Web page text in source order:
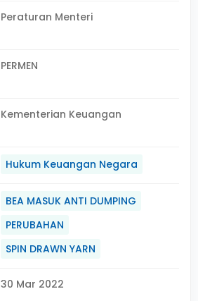
Peraturan Menteri
PERMEN
Kementerian Keuangan
Hukum Keuangan Negara
BEA MASUK ANTI DUMPING
PERUBAHAN
SPIN DRAWN YARN
30 Mar 2022